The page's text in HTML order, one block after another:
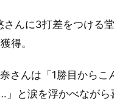
さんに3打差をつける
得。
さんは「1勝目からこ
」と涙を浮かべながら